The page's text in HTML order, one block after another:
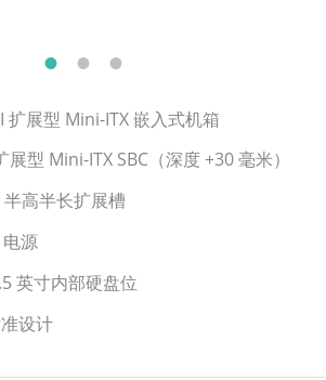
扩展型 Mini-ITX 嵌入式机箱
展型 Mini-ITX SBC（深度 +30 毫米）
半高半长扩展槽
电源
英寸内部硬盘位
设计